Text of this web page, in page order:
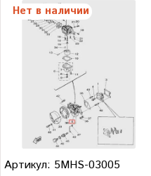
Нет в наличии
Артикул: 5MHS-03005